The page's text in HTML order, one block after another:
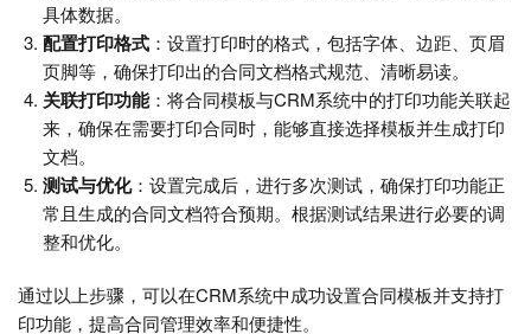
具体数据。
配置打印格式 ：设置打印时的格式，包括字体、边距、页眉
页脚等，确保打印出的合同文档格式规范、清晰易读。
关联打印功能：将合同模板与CRM系统中的打印功能关联起
来，确保在需要打印合同时，能够直接选择模板并生成打印
文档。
测试与优化：设置完成后，进行多次测试，确保打印功能正
常且生成的合同文档符合预期。根据测试结果进行必要的调
整和优化。
通过以上步骤，可以在CRM系统中成功设置合同模板并支持打
印功能，提高合同管理效率和便捷性。